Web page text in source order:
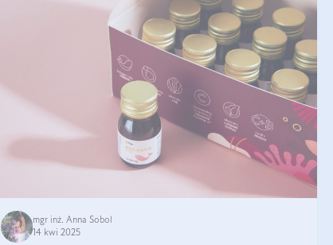
mgr inż. Anna Sobol
14 kwi 2025